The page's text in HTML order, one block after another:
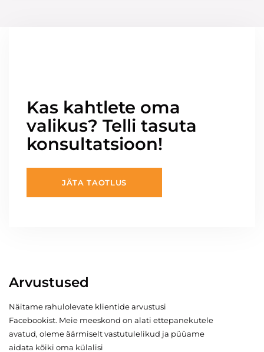
Kas kahtlete oma
valikus? Telli tasuta
konsultatsioon!
JÄTA TAOTLUS
Arvustused
Näitame rahulolevate klientide arvustusi
Facebookist. Meie meeskond on alati ettepanekutele
avatud, oleme äärmiselt vastutulelikud ja püüame
aidata kõiki oma külalisi